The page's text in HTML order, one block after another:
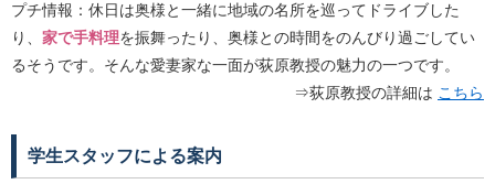
プチ情報：休日は奥様と一緒に地域の名所を巡ってドライブした
り、 家で手料理を振舞ったり、奥様との時間をのんびり過ごしてい
るそうです。そんな愛妻家な一面が荻原教授の魅力の一つです。
⇒荻原教授の詳細は こちら
学生スタッフによる案内